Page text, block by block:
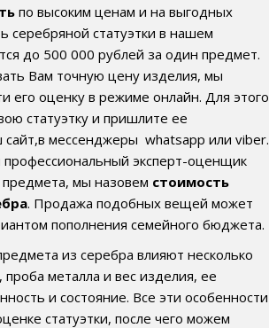
по высоким ценам и на выгодных
серебряной статуэтки в нашем
до 500 000 рублей за один предмет.
Вам точную цену изделия, мы
его оценку в режиме онлайн. Для этого
статуэтку и пришлите ее
мессенджеры whatsapp или viber.
профессиональный эксперт-оценщик
мы назовем стоимость
. Продажа подобных вещей может
пополнения семейного бюджета.
из серебра влияют несколько
проба металла и вес изделия, ее
и состояние. Все эти особенности
статуэтки, после чего можем